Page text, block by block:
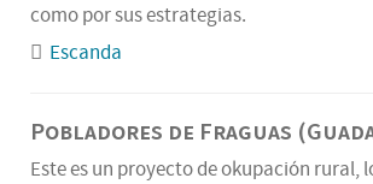
como por sus estrategias.
Escanda
Pobladores de Fraguas
Este es un proyecto de okupación rural,